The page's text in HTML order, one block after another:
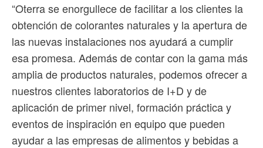
“Oterra se enorgullece de facilitar a los clientes la
obtención de colorantes naturales y la apertura de
las nuevas instalaciones nos ayudará a cumplir
esa promesa. Además de contar con la gama más
amplia de productos naturales, podemos ofrecer a
nuestros clientes laboratorios de I+D y de
aplicación de primer nivel, formación práctica y
eventos de inspiración en equipo que pueden
ayudar a las empresas de alimentos y bebidas a